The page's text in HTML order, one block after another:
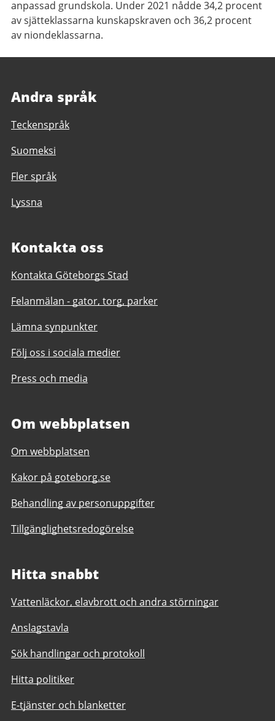
anpassad grundskola. Under 2021 nådde 34,2 procent
av sjätteklassarna kunskapskraven och 36,2 procent
av niondeklassarna.
Andra språk
Teckenspråk
Suomeksi
Fler språk
Lyssna
Kontakta oss
Kontakta Göteborgs Stad
Felanmälan - gator, torg, parker
Lämna synpunkter
Följ oss i sociala medier
Press och media
Om webbplatsen
Om webbplatsen
Kakor på goteborg.se
Behandling av personuppgifter
Tillgänglighetsredogörelse
Hitta snabbt
Vattenläckor, elavbrott och andra störningar
Anslagstavla
Sök handlingar och protokoll
Hitta politiker
E-tjänster och blanketter